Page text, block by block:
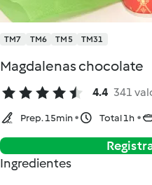
TM7 TM6 TM5 TM31
Magdalenas chocolate
4.4 341
Prep. 15min Total 1h
Ingredientes